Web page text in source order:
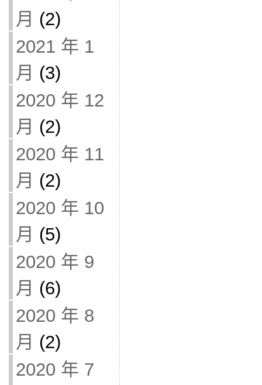
月 (2)
2021 年 1
月 (3)
2020 年 12
月 (2)
2020 年 11
月 (2)
2020 年 10
月 (5)
2020 年 9
月 (6)
2020 年 8
月 (2)
2020 年 7